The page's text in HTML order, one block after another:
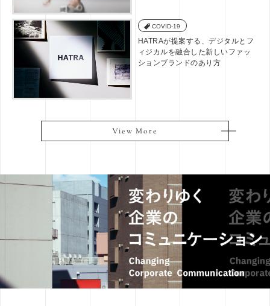
COVID-19
HATRAが提案する、デジタルとフ
ィジカルを融合した新しいファッ
ションブランドのあり方
View More
View More